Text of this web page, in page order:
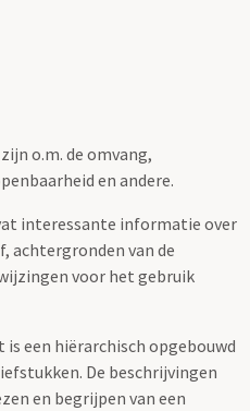
o.m. de omvang,
en andere.
interessante informatie over
achtergronden van de
voor het gebruik
een hiërarchisch opgebouwd
De beschrijvingen
en begrijpen van een